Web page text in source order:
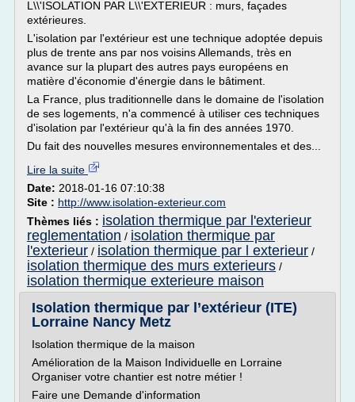
L\\'ISOLATION PAR L\\'EXTERIEUR : murs, façades
extérieures.
L'isolation par l'extérieur est une technique adoptée depuis
plus de trente ans par nos voisins Allemands, très en
avance sur la plupart des autres pays européens en
matière d'économie d'énergie dans le bâtiment.
La France, plus traditionnelle dans le domaine de l'isolation
de ses logements, n'a commencé à utiliser ces techniques
d'isolation par l'extérieur qu'à la fin des années 1970.
Du fait des nouvelles mesures environnementales et des...
Lire la suite
Date: 2018-01-16 07:10:38
Site : http://www.isolation-exterieur.com
Thèmes liés : isolation thermique par l'exterieur
reglementation / isolation thermique par
l'exterieur / isolation thermique par l exterieur /
isolation thermique des murs exterieurs /
isolation thermique exterieure maison
Isolation thermique par l’extérieur (ITE)
Lorraine Nancy Metz
Isolation thermique de la maison
Amélioration de la Maison Individuelle en Lorraine
Organiser votre chantier est notre métier !
Faire une Demande d'information